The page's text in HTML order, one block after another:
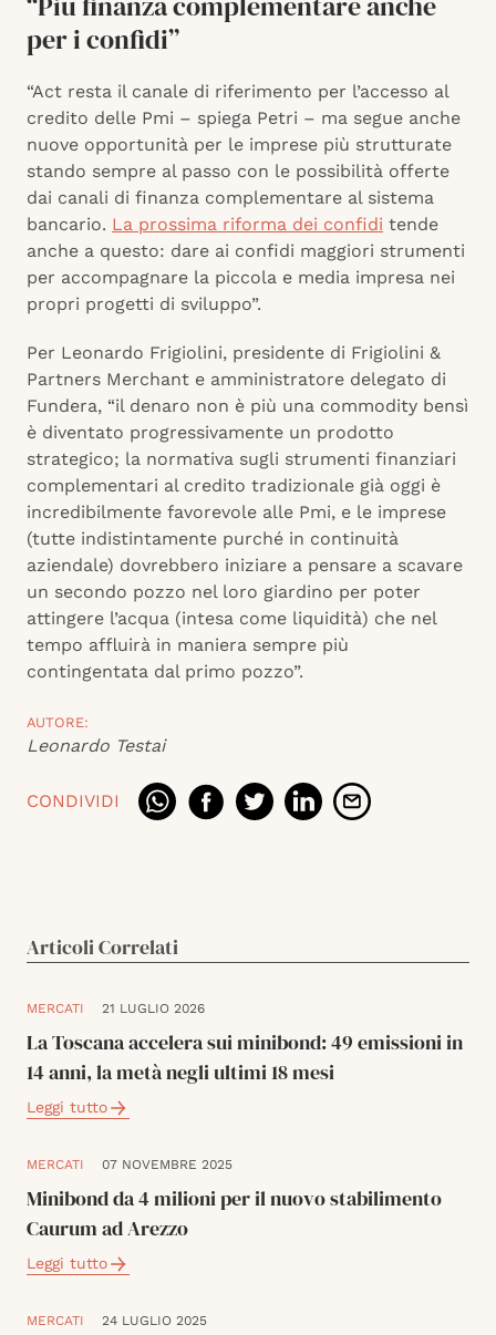
per i confidi”
“Act resta il canale di riferimento per l’accesso al
credito delle Pmi – spiega Petri – ma segue anche
nuove opportunità per le imprese più strutturate
stando sempre al passo con le possibilità offerte
dai canali di finanza complementare al sistema
bancario. La prossima riforma dei confidi tende
anche a questo: dare ai confidi maggiori strumenti
per accompagnare la piccola e media impresa nei
propri progetti di sviluppo”.
Per Leonardo Frigiolini, presidente di Frigiolini &
Partners Merchant e amministratore delegato di
Fundera, “il denaro non è più una commodity bensì
è diventato progressivamente un prodotto
strategico; la normativa sugli strumenti finanziari
complementari al credito tradizionale già oggi è
incredibilmente favorevole alle Pmi, e le imprese
(tutte indistintamente purché in continuità
aziendale) dovrebbero iniziare a pensare a scavare
un secondo pozzo nel loro giardino per poter
attingere l’acqua (intesa come liquidità) che nel
tempo affluirà in maniera sempre più
contingentata dal primo pozzo”.
AUTORE:
Leonardo Testai
CONDIVIDI
Articoli Correlati
MERCATI 21 LUGLIO 2026
La Toscana accelera sui minibond: 49 emissioni in
14 anni, la metà negli ultimi 18 mesi
Leggi tutto
MERCATI 07 NOVEMBRE 2025
Minibond da 4 milioni per il nuovo stabilimento
Caurum ad Arezzo
Leggi tutto
MERCATI 24 LUGLIO 2025